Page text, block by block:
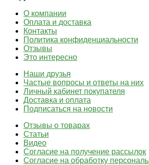
О компании
Оплата и доставка
Контакты
Политика конфиденциальности
Отзывы
Это интересно
Наши друзья
Частые вопросы и ответы на них
Личный кабинет покупателя
Доставка и оплата
Подписаться на новости
Отзывы о товарах
Статьи
Видео
Согласие на получение рассылок
Согласие на обработку